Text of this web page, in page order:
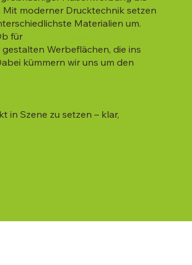
moderner Drucktechnik setzen
Materialien um.
für
gestalten Werbeflächen, die ins
kümmern wir uns um den
in Szene zu setzen – klar,